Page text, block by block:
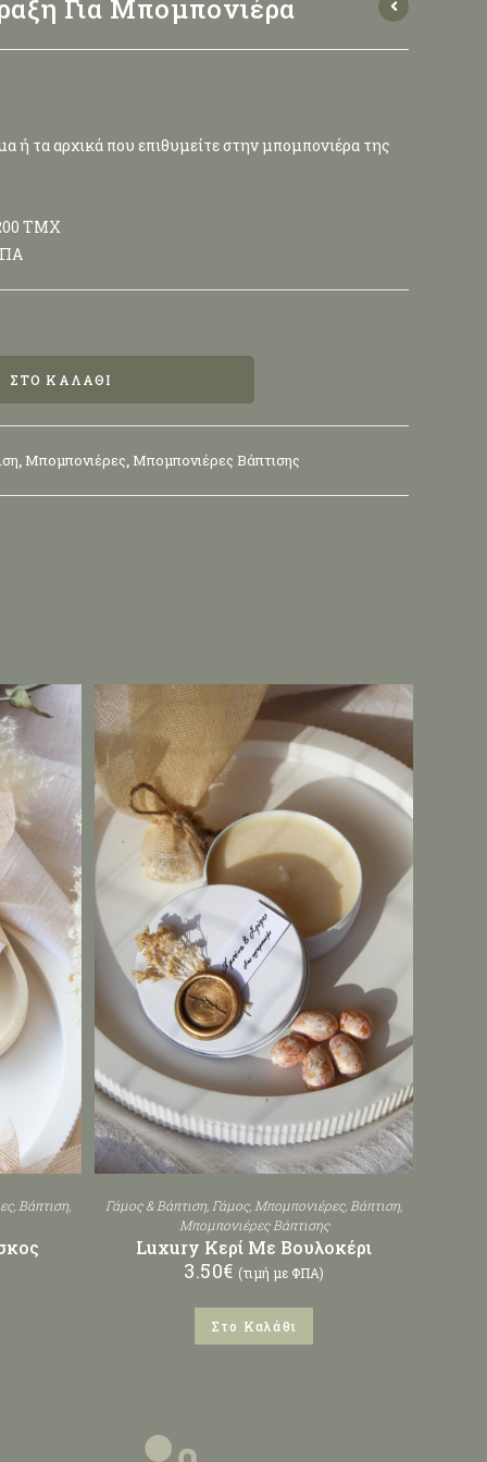
Για Μπομπονιέρα
τα αρχικά που επιθυμείτε στην μπομπονιέρα της
ΤΜΧ
ΣΤΟ ΚΑΛΆΘΙ
,Μπομπονιέρες,Μπομπονιέρες Βάπτισης
,Βάπτιση, Γάμος & Βάπτιση,Γάμος,Μπομπονιέρες,Βάπτιση,
Μπομπονιέρες Βάπτισης
Luxury Κερί Με Βουλοκέρι
3.50€ (τιμή με ΦΠΑ)
Στο Καλάθι